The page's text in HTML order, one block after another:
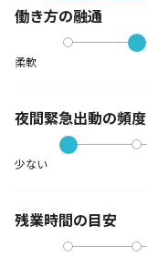
働き方の融通
柔軟
夜間緊急出動の頻度
少ない
残業時間の目安